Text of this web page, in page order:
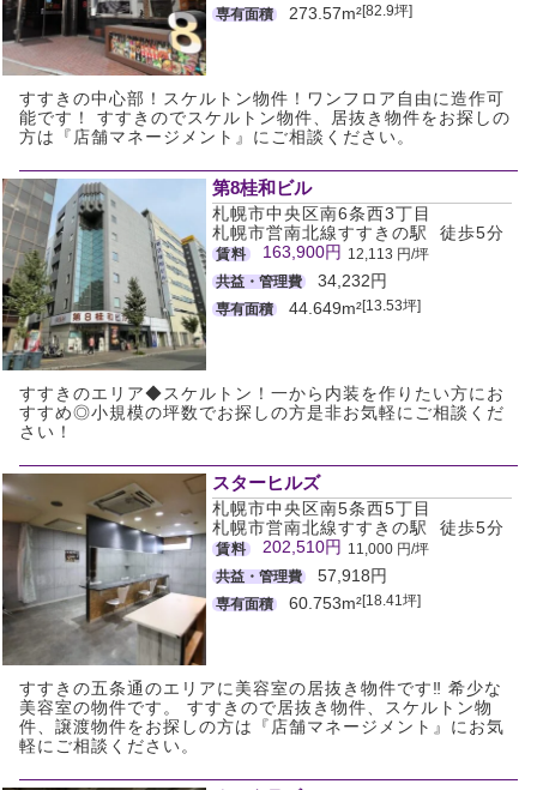
専有面積 273.57m²[82.9坪]
すすきの中心部！スケルトン物件！ワンフロア自由に造作可
能です！ すすきのでスケルトン物件、居抜き物件をお探しの
方は『店舗マネージメント』にご相談ください。
第8桂和ビル
札幌市中央区南6条西3丁目
札幌市営南北線すすきの駅 徒歩5分
賃料 163,900円 12,113 円/坪
共益・管理費
34,232円
専有面積 44.649m²[13.53坪]
すすきのエリア◆スケルトン！一から内装を作りたい方にお
すすめ◎小規模の坪数でお探しの方是非お気軽にご相談くだ
さい！
スターヒルズ
札幌市中央区南5条西5丁目
札幌市営南北線すすきの駅 徒歩5分
賃料 202,510円 11,000 円/坪
共益・管理費
57,918円
専有面積 60.753m²[18.41坪]
すすきの五条通のエリアに美容室の居抜き物件です‼ 希少な
美容室の物件です。 すすきので居抜き物件、スケルトン物
件、譲渡物件をお探しの方は『店舗マネージメント』にお気
軽にご相談ください。